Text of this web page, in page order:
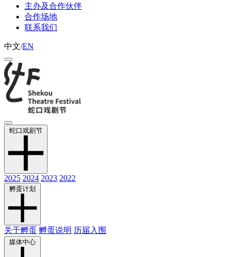
主办及合作伙伴
合作场地
联系我们
中文/EN
蛇口戏剧节
2025 2024 2023 2022
孵蛋计划
关于孵蛋 孵蛋说明 历届入围
媒体中心